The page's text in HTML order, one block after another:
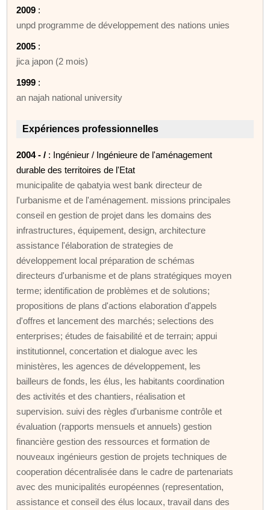
2009 :
unpd programme de développement des nations unies
2005 :
jica japon (2 mois)
1999 :
an najah national university
Expériences professionnelles
2004 - / : Ingénieur / Ingénieure de l'aménagement
durable des territoires de l'Etat
municipalite de qabatyia west bank directeur de
l'urbanisme et de l'aménagement. missions principales
conseil en gestion de projet dans les domains des
infrastructures, équipement, design, architecture
assistance l'élaboration de strategies de
développement local préparation de schémas
directeurs d'urbanisme et de plans stratégiques moyen
terme; identification de problèmes et de solutions;
propositions de plans d'actions elaboration d'appels
d'offres et lancement des marchés; selections des
enterprises; études de faisabilité et de terrain; appui
institutionnel, concertation et dialogue avec les
ministères, les agences de développement, les
bailleurs de fonds, les élus, les habitants coordination
des activités et des chantiers, réalisation et
supervision. suivi des règles d'urbanisme contrôle et
évaluation (rapports mensuels et annuels) gestion
financière gestion des ressources et formation de
nouveaux ingénieurs gestion de projets techniques de
cooperation décentralisée dans le cadre de partenariats
avec des municipalités européennes (representation,
assistance et conseil des élus locaux, travail dans des